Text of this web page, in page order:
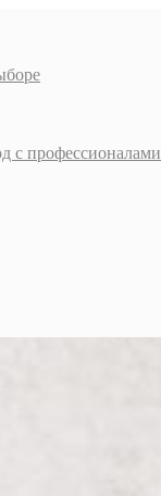
с профессионалами